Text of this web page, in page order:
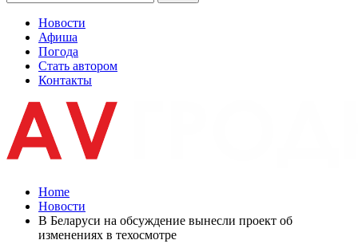
Новости
Афиша
Погода
Стать автором
Контакты
Home
Новости
В Беларуси на обсуждение вынесли проект об
изменениях в техосмотре